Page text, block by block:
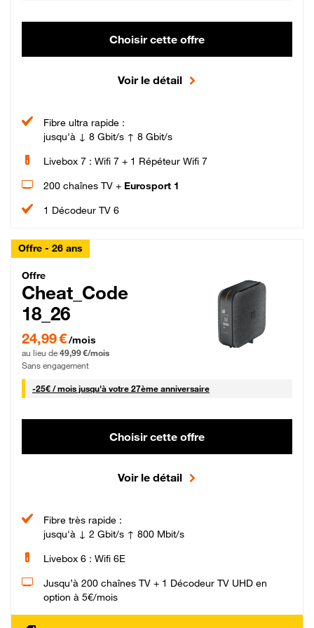
Choisir cette offre
Voir le détail
Fibre ultra rapide :
jusqu'à ↓ 8 Gbit/s ↑ 8 Gbit/s
Livebox 7 : Wifi 7 + 1 Répéteur Wifi 7
200 chaînes TV + Eurosport 1
1 Décodeur TV 6
Offre - 26 ans
Cheat_Code Fibre_18_26
Offre
Cheat_Code
18_26
24,99 € par mois pendant 0 mois puis 49,99 € par mois, Sans engagement
24,99 €/mois
au lieu de 49,99 €/mois
Sans engagement
-25€ / mois25 € par mois
jusqu'à votre 27ème anniversaire
Choisir cette offre
Voir le détail
Fibre très rapide :
jusqu'à ↓ 2 Gbit/s ↑ 800 Mbit/s
Livebox 6 : Wifi 6E
Jusqu’à 200 chaînes TV + 1 Décodeur TV UHD en
option à 5€/mois